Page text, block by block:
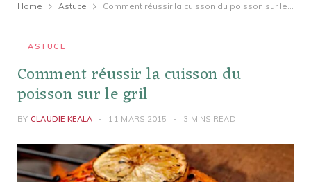
Home Astuce Comment réussir la cuisson du poisson sur le gril
ASTUCE
Comment réussir la cuisson du
poisson sur le gril
BY CLAUDIE KEALA 11 MARS 2015 3 MINS READ